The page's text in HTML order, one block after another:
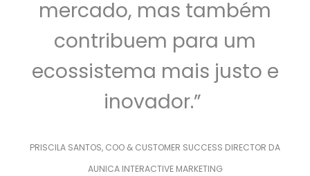
mercado, mas também
contribuem para um
ecossistema mais justo e
inovador.”
PRISCILA SANTOS, COO & CUSTOMER SUCCESS DIRECTOR DA
AUNICA INTERACTIVE MARKETING